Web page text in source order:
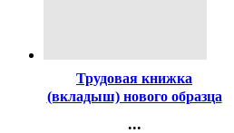
Трудовая книжка
(вкладыш) нового образца
...